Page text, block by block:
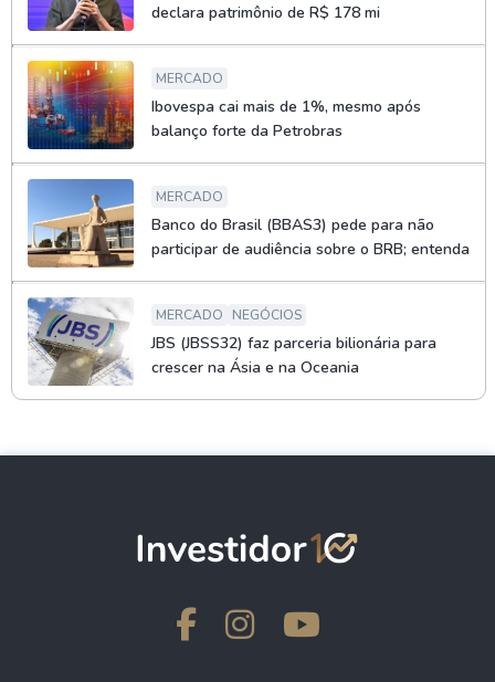
declara patrimônio de R$ 178 mi
MERCADO
Ibovespa cai mais de 1%, mesmo após
balanço forte da Petrobras
MERCADO
Banco do Brasil (BBAS3) pede para não
participar de audiência sobre o BRB; entenda
MERCADO NEGÓCIOS
JBS (JBSS32) faz parceria bilionária para
crescer na Ásia e na Oceania